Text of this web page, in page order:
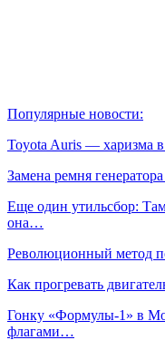
Популярные новости:
Toyota Auris — харизма
Замена ремня
Еще один утильсбор:
она…
Революционный метод
Как прогревать
Гонку «Формулы‑1» в
флагами…